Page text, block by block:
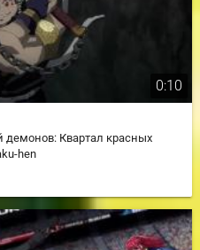
0:10
Квартал красных
hen